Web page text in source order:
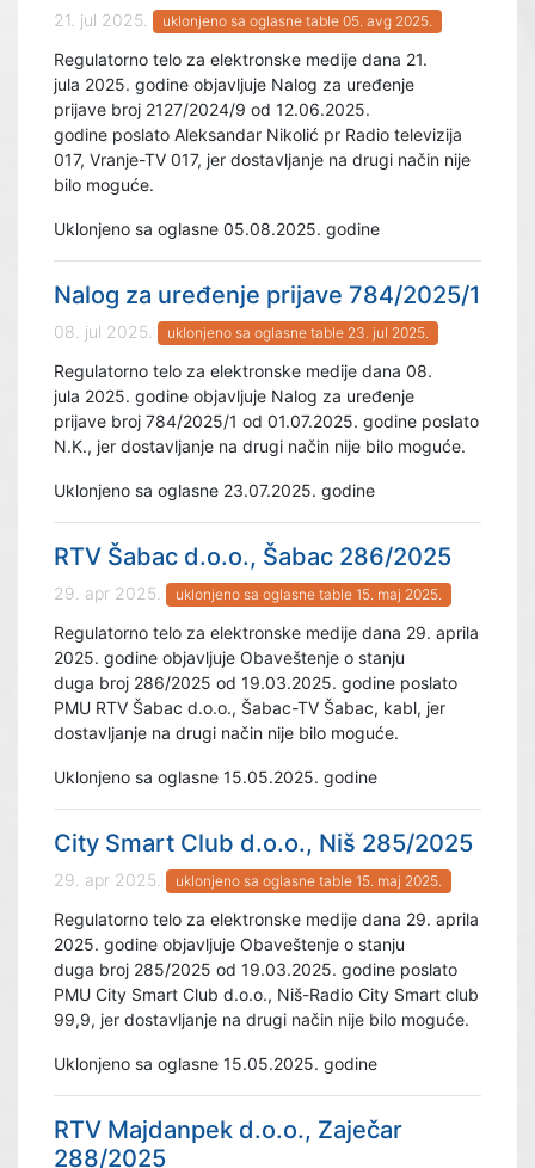
21. jul 2025. uklonjeno sa oglasne table 05. avg 2025.
Regulatorno telo za elektronske medije dana 21.
jula 2025. godine objavljuje Nalog za uređenje
prijave broj 2127/2024/9 od 12.06.2025.
godine poslato Aleksandar Nikolić pr Radio televizija
017, Vranje-TV 017, jer dostavljanje na drugi način nije
bilo moguće.
Uklonjeno sa oglasne 05.08.2025. godine
Nalog za uređenje prijave 784/2025/1
08. jul 2025. uklonjeno sa oglasne table 23. jul 2025.
Regulatorno telo za elektronske medije dana 08.
jula 2025. godine objavljuje Nalog za uređenje
prijave broj 784/2025/1 od 01.07.2025. godine poslato
N.K., jer dostavljanje na drugi način nije bilo moguće.
Uklonjeno sa oglasne 23.07.2025. godine
RTV Šabac d.o.o., Šabac 286/2025
29. apr 2025. uklonjeno sa oglasne table 15. maj 2025.
Regulatorno telo za elektronske medije dana 29. aprila
2025. godine objavljuje Obaveštenje o stanju
duga broj 286/2025 od 19.03.2025. godine poslato
PMU RTV Šabac d.o.o., Šabac-TV Šabac, kabl, jer
dostavljanje na drugi način nije bilo moguće.
Uklonjeno sa oglasne 15.05.2025. godine
City Smart Club d.o.o., Niš 285/2025
29. apr 2025. uklonjeno sa oglasne table 15. maj 2025.
Regulatorno telo za elektronske medije dana 29. aprila
2025. godine objavljuje Obaveštenje o stanju
duga broj 285/2025 od 19.03.2025. godine poslato
PMU City Smart Club d.o.o., Niš-Radio City Smart club
99,9, jer dostavljanje na drugi način nije bilo moguće.
Uklonjeno sa oglasne 15.05.2025. godine
RTV Majdanpek d.o.o., Zaječar
288/2025